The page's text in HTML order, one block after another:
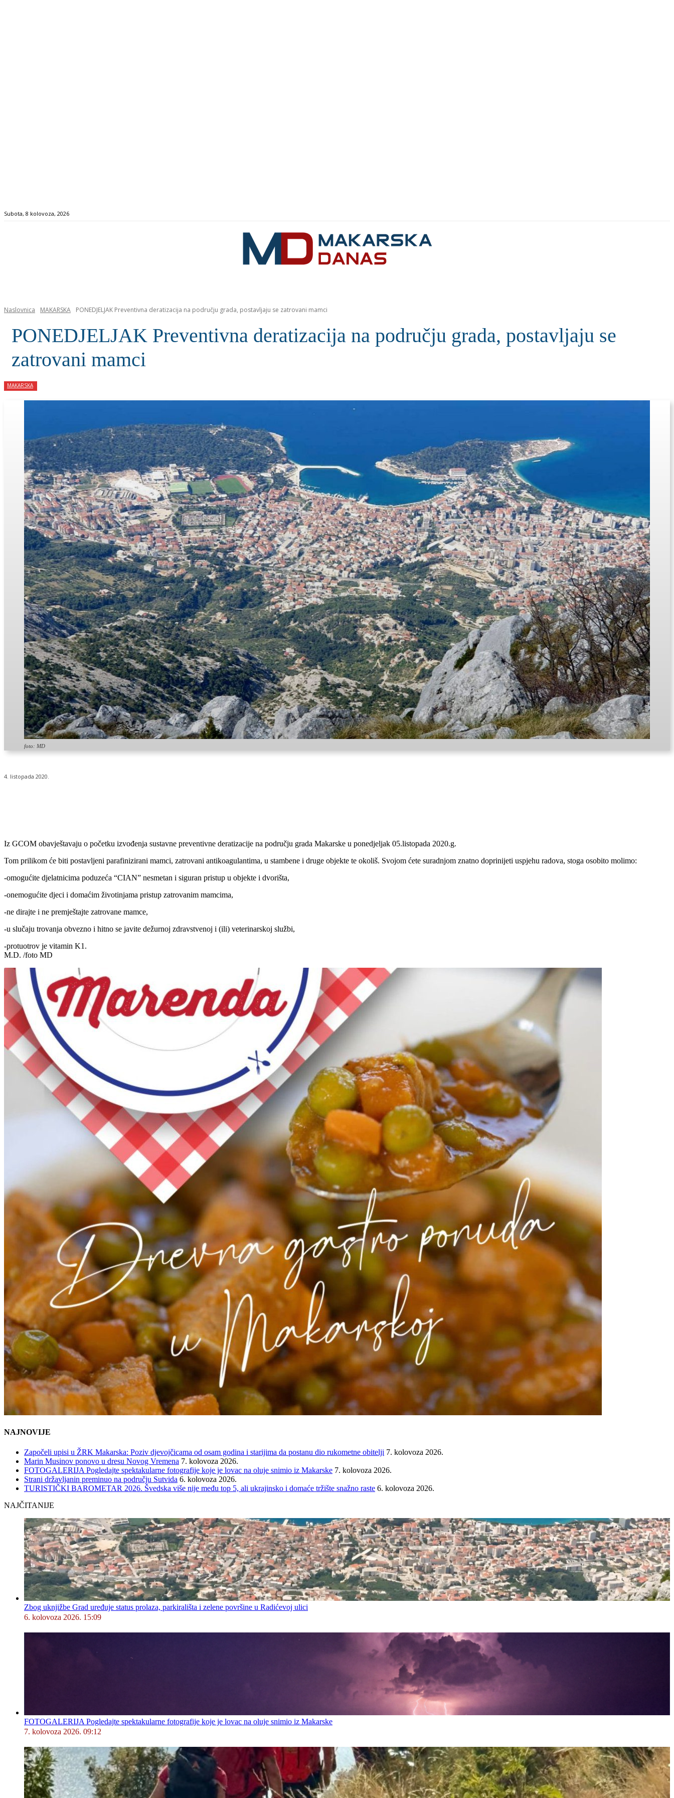
Subota, 8 kolovoza, 2026
Naslovnica MAKARSKA PONEDJELJAK Preventivna deratizacija na području grada, postavljaju se zatrovani mamci
PONEDJELJAK Preventivna deratizacija na području grada, postavljaju se
zatrovani mamci
MAKARSKA
foto: MD
4. listopada 2020.
Iz GCOM obavještavaju o početku izvođenja sustavne preventivne deratizacije na području grada Makarske u ponedjeljak 05.listopada 2020.g.
Tom prilikom će biti postavljeni parafinizirani mamci, zatrovani antikoagulantima, u stambene i druge objekte te okoliš. Svojom ćete suradnjom znatno doprinijeti uspjehu radova, stoga osobito molimo:
-omogućite djelatnicima poduzeća “CIAN” nesmetan i siguran pristup u objekte i dvorišta,
-onemogućite djeci i domaćim životinjama pristup zatrovanim mamcima,
-ne dirajte i ne premještajte zatrovane mamce,
-u slučaju trovanja obvezno i hitno se javite dežurnoj zdravstvenoj i (ili) veterinarskoj službi,
-protuotrov je vitamin K1.
M.D. /foto MD
NAJNOVIJE
Započeli upisi u ŽRK Makarska: Poziv djevojčicama od osam godina i starijima da postanu dio rukometne obitelji 7. kolovoza 2026.
Marin Musinov ponovo u dresu Novog Vremena 7. kolovoza 2026.
FOTOGALERIJA Pogledajte spektakularne fotografije koje je lovac na oluje snimio iz Makarske 7. kolovoza 2026.
Strani državljanin preminuo na području Sutvida 6. kolovoza 2026.
TURISTIČKI BAROMETAR 2026. Švedska više nije među top 5, ali ukrajinsko i domaće tržište snažno raste 6. kolovoza 2026.
NAJČITANIJE
Zbog uknjižbe Grad uređuje status prolaza, parkirališta i zelene površine u Radićevoj ulici
6. kolovoza 2026. 15:09
FOTOGALERIJA Pogledajte spektakularne fotografije koje je lovac na oluje snimio iz Makarske
7. kolovoza 2026. 09:12